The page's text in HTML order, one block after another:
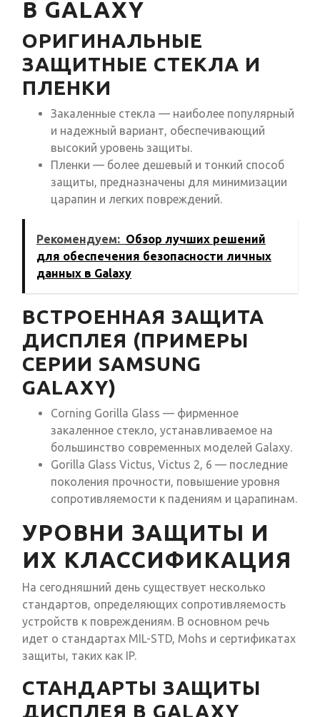
В GALAXY
ОРИГИНАЛЬНЫЕ
ЗАЩИТНЫЕ СТЕКЛА И
ПЛЕНКИ
Закаленные стекла — наиболее популярный
и надежный вариант, обеспечивающий
высокий уровень защиты.
Пленки — более дешевый и тонкий способ
защиты, предназначены для минимизации
царапин и легких повреждений.
Рекомендуем: Обзор лучших решений
для обеспечения безопасности личных
данных в Galaxy
ВСТРОЕННАЯ ЗАЩИТА
ДИСПЛЕЯ (ПРИМЕРЫ
СЕРИИ SAMSUNG
GALAXY)
Corning Gorilla Glass — фирменное
закаленное стекло, устанавливаемое на
большинство современных моделей Galaxy.
Gorilla Glass Victus, Victus 2, 6 — последние
поколения прочности, повышение уровня
сопротивляемости к падениям и царапинам.
УРОВНИ ЗАЩИТЫ И
ИХ КЛАССИФИКАЦИЯ
На сегодняшний день существует несколько
стандартов, определяющих сопротивляемость
устройств к повреждениям. В основном речь
идет о стандартах MIL-STD, Mohs и сертификатах
защиты, таких как IP.
СТАНДАРТЫ ЗАЩИТЫ
ДИСПЛЕЯ В GALAXY